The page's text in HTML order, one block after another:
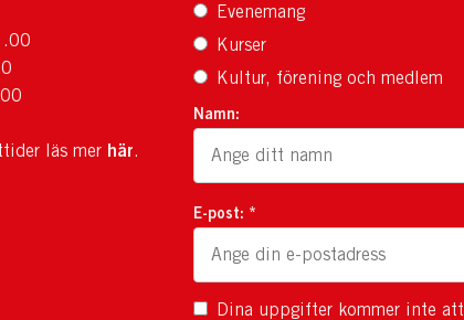
läs mer här.
Evenemang
Kurser
Kultur, förening och medlem
Namn:
E-post: *
Dina uppgifter kommer inte att